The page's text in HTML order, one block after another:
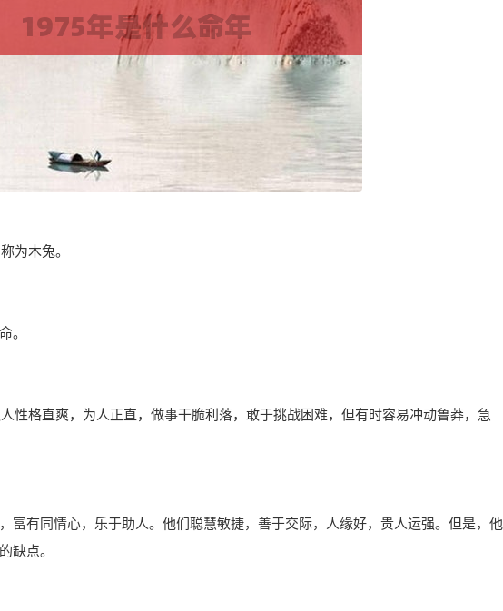
为木兔。
。
性格直爽，为人正直，做事干脆利落，敢于挑战困难，但有时容易冲动鲁莽，急
富有同情心，乐于助人。他们聪慧敏捷，善于交际，人缘好，贵人运强。但是，他
缺点。